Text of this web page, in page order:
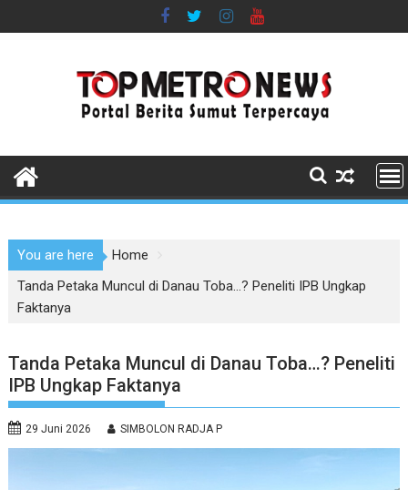
to
You are here
Home
Tanda Petaka Muncul di Danau Toba…? Peneliti IPB Ungkap
Faktanya
Tanda Petaka Muncul di Danau Toba…? Peneliti
IPB Ungkap Faktanya
29 Juni 2026 SIMBOLON RADJA P